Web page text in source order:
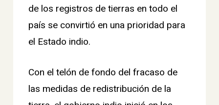
de los registros de tierras en todo el
país se convirtió en una prioridad para
el Estado indio.
Con el telón de fondo del fracaso de
las medidas de redistribución de la